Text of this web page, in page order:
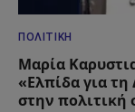
ΠΟΛΙΤΙΚΉ
Μαρία
«Ελπίδα για
στην πολιτική